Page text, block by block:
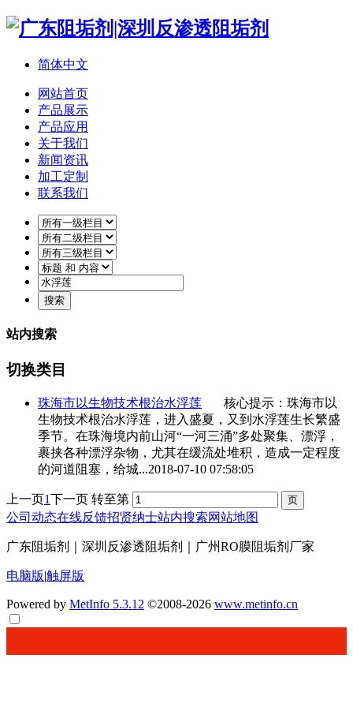
简体中文
网站首页
产品展示
产品应用
关于我们
新闻资讯
加工定制
联系我们
站内搜索
切换类目
珠海市以生物技术根治水浮莲 核心提示：珠海市以
生物技术根治水浮莲 ，进入盛夏，又到 水浮莲生长繁盛
季节。在珠海境内前山河“一河三涌”多处聚集、漂浮，
裹挟各种漂浮杂物，尤其在缓流处堆积，造成一定程度
的河道阻塞，给城...2018-07-10 07:58:05
上一页1下一页 转至第
公司动态在线反馈招贤纳士站内搜索网站地图
广东阻垢剂｜深圳反渗透阻垢剂｜广州RO膜阻垢剂厂家
电脑版|触屏版
Powered by MetInfo 5.3.12 ©2008-2026 www.metinfo.cn